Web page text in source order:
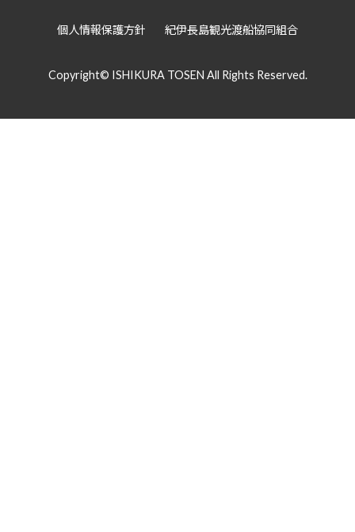
個人情報保護方針 紀伊長島観光渡船協同組合
Copyright© ISHIKURA TOSEN All Rights Reserved.